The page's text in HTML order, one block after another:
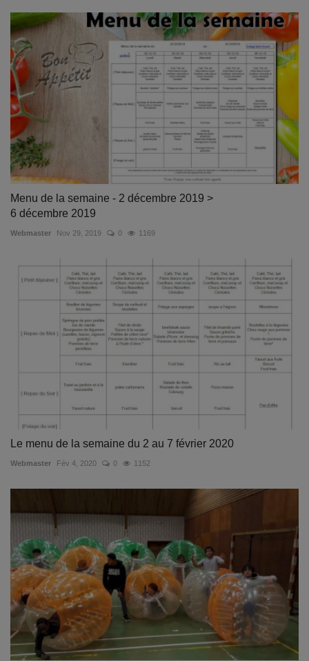
Menu de la semaine - 2 décembre 2019 >
6 décembre 2019
Webmaster Nov 29, 2019 0 1169
Le menu de la semaine du 2 au 7 février 2020
Webmaster Fév 4, 2020 0 1152